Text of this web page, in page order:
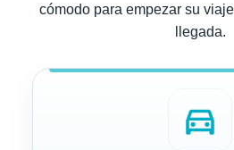
cómodo para empezar su
llegada.
directions_car